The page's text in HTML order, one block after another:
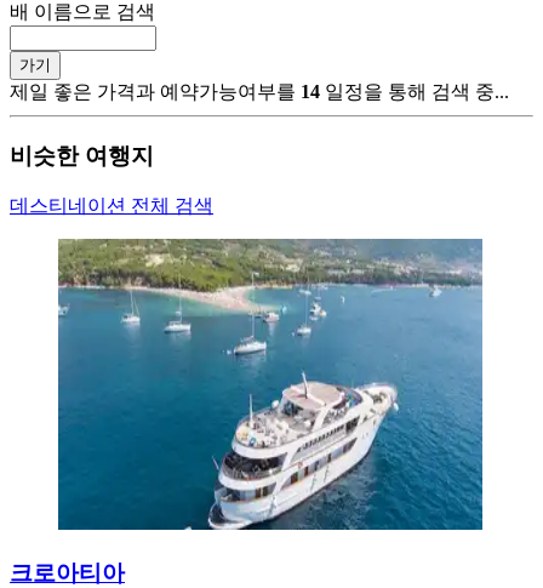
배 이름으로 검색
가기
제일 좋은 가격과 예약가능여부를 14 일정을 통해 검색 중...
비슷한 여행지
데스티네이션 전체 검색
크로아티아